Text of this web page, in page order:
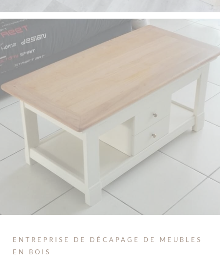
ENTREPRISE DE DÉCAPAGE DE MEUBLES
EN BOIS